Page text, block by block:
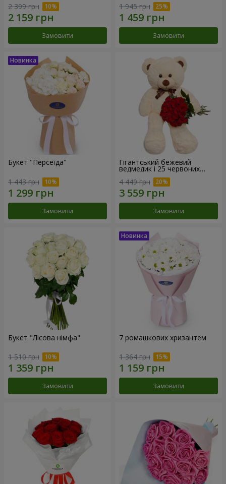
2 399 грн
Замовити
1 945 грн
Замовити
Букет "Персеїда"
1 443 грн
Замовити
Гігантський бежевий
ведмедик і 25 червоних
троянд
4 449 грн
Замовити
Букет "Лісова німфа"
1 510 грн
Замовити
7 ромашкових хризантем
1 364 грн
Замовити